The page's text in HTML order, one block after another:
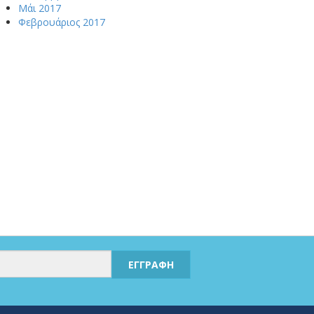
Μάι 2017
Φεβρουάριος 2017
ΕΓΓΡΑΦΗ